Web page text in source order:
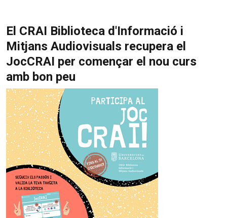
El CRAI Biblioteca d'Informació i
Mitjans Audiovisuals recupera el
JocCRAI per començar el nou curs
amb bon peu